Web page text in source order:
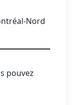
Nord
pouvez